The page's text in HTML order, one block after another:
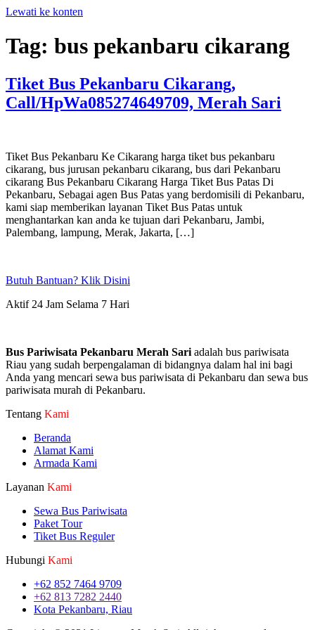
Lewati ke konten
Tag: bus pekanbaru cikarang
Tiket Bus Pekanbaru Cikarang,
Call/HpWa085274649709, Merah Sari
Tiket Bus Pekanbaru Ke Cikarang harga tiket bus pekanbaru
cikarang, bus jurusan pekanbaru cikarang, bus dari Pekanbaru
cikarang Bus Pekanbaru Cikarang Harga Tiket Bus Patas Di
Pekanbaru, Sebagai agen Bus Patas yang berdomisili di Pekanbaru,
kami siap memberikan layanan Tiket Bus Patas untuk
menghantarkan kan anda ke tujuan dari Pekanbaru, Jambi,
Palembang, lampung, Merak, Jakarta, […]
Butuh Bantuan? Klik Disini
Aktif 24 Jam Selama 7 Hari
Bus Pariwisata Pekanbaru Merah Sari adalah bus pariwisata
Riau yang sudah berpengalaman di bidangnya dalam hal ini bagi
Anda yang mencari sewa bus pariwisata di Pekanbaru dan sewa bus
pariwisata murah di Pekanbaru.
Tentang Kami
Beranda
Alamat Kami
Armada Kami
Layanan Kami
Sewa Bus Pariwisata
Paket Tour
Tiket Bus Reguler
Hubungi Kami
+62 852 7464 9709
+62 813 7282 2440
Kota Pekanbaru, Riau